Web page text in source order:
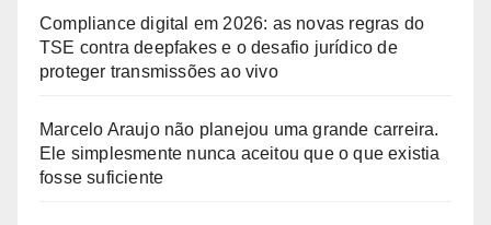
Compliance digital em 2026: as novas regras do
TSE contra deepfakes e o desafio jurídico de
proteger transmissões ao vivo
Marcelo Araujo não planejou uma grande carreira.
Ele simplesmente nunca aceitou que o que existia
fosse suficiente